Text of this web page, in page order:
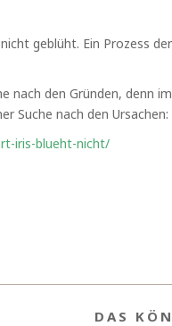
geblüht. Ein Prozess
nach den Gründen, denn
Suche nach den Ursachen:
iris-blueht-nicht/
DAS